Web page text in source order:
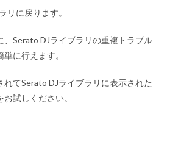
リに戻ります。
、Serato DJライブラリの重複トラブル
に行えます。
てSerato DJライブラリに表示された
試しください。